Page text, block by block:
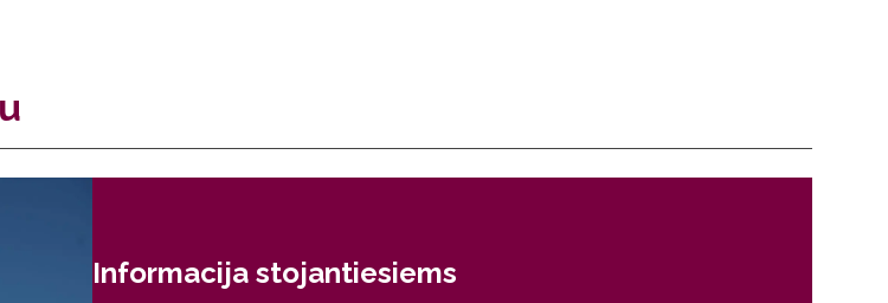
Informacija stojantiesiems